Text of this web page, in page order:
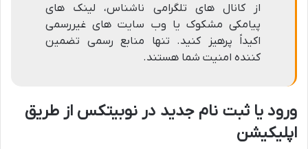
از کانال های تلگرامی ناشناس، لینک های
پیامکی مشکوک یا وب سایت های غیررسمی
اکیداً پرهیز کنید. تنها منابع رسمی تضمین
کننده امنیت شما هستند.
ورود یا ثبت نام جدید در نوبیتکس از طریق
اپلیکیشن